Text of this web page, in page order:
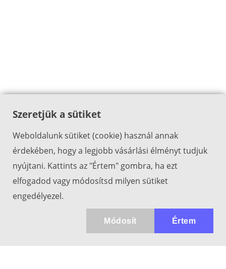
Szeretjük a sütiket
Weboldalunk sütiket (cookie) használ annak
érdekében, hogy a legjobb vásárlási élményt tudjuk
nyújtani. Kattints az "Értem" gombra, ha ezt
elfogadod vagy módosítsd milyen sütiket
engedélyezel.
Értem
Módosít